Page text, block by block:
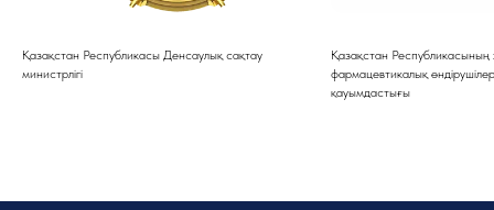
Қазақстан Республикасы Денсаулық сақтау
министрлігі
Қазақстан Республикасының
фармацевтикалық өндірушілер
қауымдастығы